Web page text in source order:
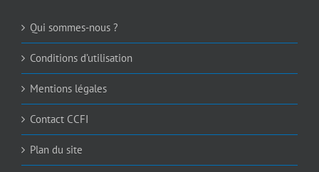
Qui sommes-nous ?
Conditions d’utilisation
Mentions légales
Contact CCFI
Plan du site